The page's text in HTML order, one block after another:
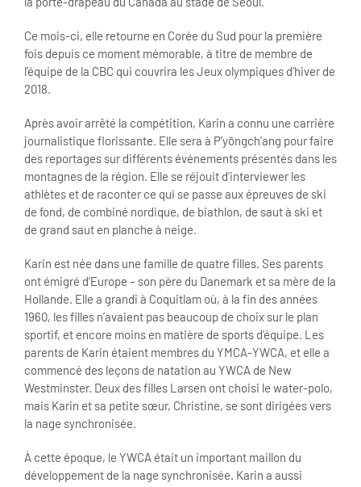
Ce mois-ci, elle retourne en Corée du Sud pour la première
fois depuis ce moment mémorable, à titre de membre de
l’équipe de la CBC qui couvrira les Jeux olympiques d’hiver de
2018.
Après avoir arrêté la compétition, Karin a connu une carrière
journalistique florissante. Elle sera à P’yŏngch’ang pour faire
des reportages sur différents événements présentés dans les
montagnes de la région. Elle se réjouit d’interviewer les
athlètes et de raconter ce qui se passe aux épreuves de ski
de fond, de combiné nordique, de biathlon, de saut à ski et
de grand saut en planche à neige.
Karin est née dans une famille de quatre filles. Ses parents
ont émigré d’Europe – son père du Danemark et sa mère de la
Hollande. Elle a grandi à Coquitlam où, à la fin des années
1960, les filles n’avaient pas beaucoup de choix sur le plan
sportif, et encore moins en matière de sports d’équipe. Les
parents de Karin étaient membres du YMCA-YWCA, et elle a
commencé des leçons de natation au YWCA de New
Westminster. Deux des filles Larsen ont choisi le water-polo,
mais Karin et sa petite sœur, Christine, se sont dirigées vers
la nage synchronisée.
À cette époque, le YWCA était un important maillon du
développement de la nage synchronisée. Karin a aussi